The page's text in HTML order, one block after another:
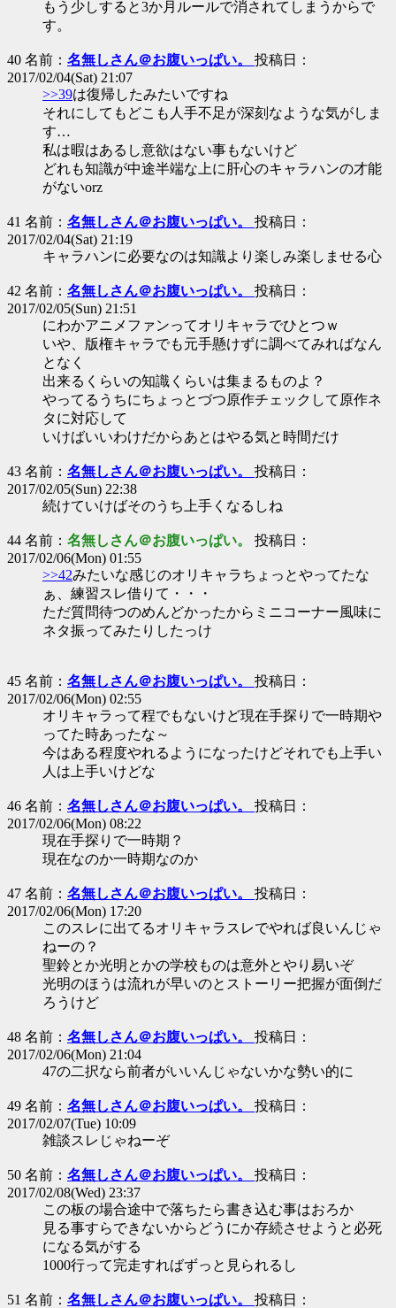
もう少しすると3か月ルールで消されてしまうからで
す。
40 名前： 名無しさん＠お腹いっぱい。 投稿日：
2017/02/04(Sat) 21:07
>>39は復帰したみたいですね
それにしてもどこも人手不足が深刻なような気がしま
す…
私は暇はあるし意欲はない事もないけど
どれも知識が中途半端な上に肝心のキャラハンの才能
がないorz
41 名前： 名無しさん＠お腹いっぱい。 投稿日：
2017/02/04(Sat) 21:19
キャラハンに必要なのは知識より楽しみ楽しませる心
42 名前： 名無しさん＠お腹いっぱい。 投稿日：
2017/02/05(Sun) 21:51
にわかアニメファンってオリキャラでひとつｗ
いや、版権キャラでも元手懸けずに調べてみればなん
となく
出来るくらいの知識くらいは集まるものよ？
やってるうちにちょっとづつ原作チェックして原作ネ
タに対応して
いけばいいわけだからあとはやる気と時間だけ
43 名前： 名無しさん＠お腹いっぱい。 投稿日：
2017/02/05(Sun) 22:38
続けていけばそのうち上手くなるしね
44 名前： 名無しさん＠お腹いっぱい。 投稿日：
2017/02/06(Mon) 01:55
>>42みたいな感じのオリキャラちょっとやってたな
ぁ、練習スレ借りて・・・
ただ質問待つのめんどかったからミニコーナー風味に
ネタ振ってみたりしたっけ
45 名前： 名無しさん＠お腹いっぱい。 投稿日：
2017/02/06(Mon) 02:55
オリキャラって程でもないけど現在手探りで一時期や
ってた時あったな～
今はある程度やれるようになったけどそれでも上手い
人は上手いけどな
46 名前： 名無しさん＠お腹いっぱい。 投稿日：
2017/02/06(Mon) 08:22
現在手探りで一時期？
現在なのか一時期なのか
47 名前： 名無しさん＠お腹いっぱい。 投稿日：
2017/02/06(Mon) 17:20
このスレに出てるオリキャラスレでやれば良いんじゃ
ねーの？
聖鈴とか光明とかの学校ものは意外とやり易いぞ
光明のほうは流れが早いのとストーリー把握が面倒だ
ろうけど
48 名前： 名無しさん＠お腹いっぱい。 投稿日：
2017/02/06(Mon) 21:04
47の二択なら前者がいいんじゃないかな勢い的に
49 名前： 名無しさん＠お腹いっぱい。 投稿日：
2017/02/07(Tue) 10:09
雑談スレじゃねーぞ
50 名前： 名無しさん＠お腹いっぱい。 投稿日：
2017/02/08(Wed) 23:37
この板の場合途中で落ちたら書き込む事はおろか
見る事すらできないからどうにか存続させようと必死
になる気がする
1000行って完走すればずっと見られるし
51 名前： 名無しさん＠お腹いっぱい。 投稿日：